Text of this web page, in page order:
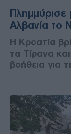
Πλημμύρισε
Αλβανία το
Η Κροατία
τα Τίρανα
βοήθεια για